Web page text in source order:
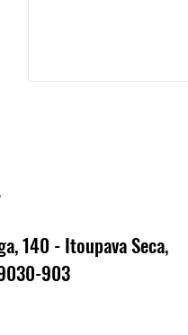
Fritz Müller marca
na Fenabrave,
140 - Itoupava Seca,
903